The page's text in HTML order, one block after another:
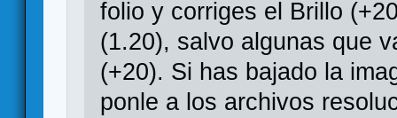
folio y corriges el Brillo
(1.20), salvo algunas que
(+20). Si has bajado la
ponle a los archivos